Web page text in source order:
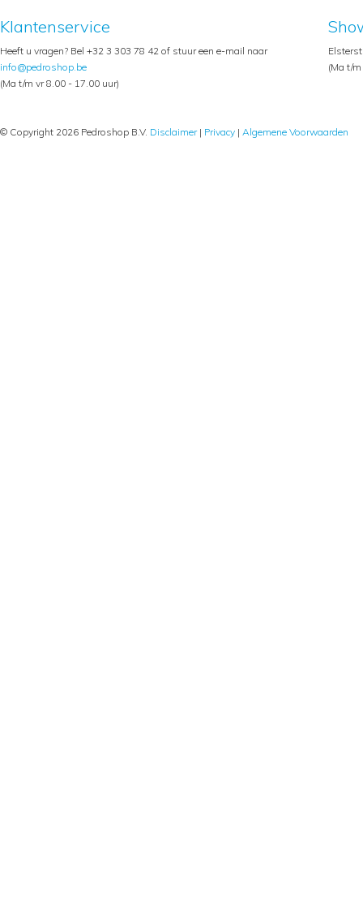
Klantenservice
Heeft u vragen? Bel +32 3 303 78 42 of stuur een e-mail naar
info@pedroshop.be
(Ma t/m vr 8.00 - 17.00 uur)
(Ma t/
© Copyright 2026 Pedroshop B.V. Disclaimer| Privacy | Algemene Voorwaarden